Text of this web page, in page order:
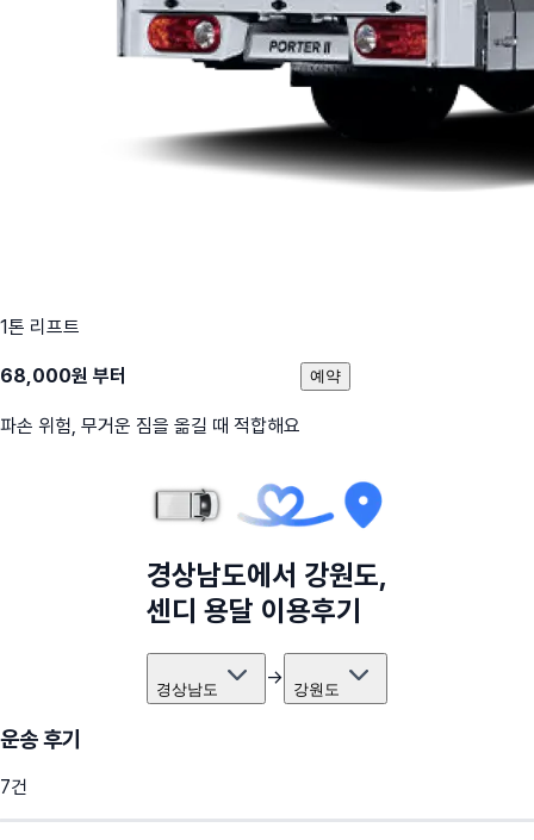
1톤 리프트
68,000원 부터
파손 위험, 무거운 짐을 옮길 때 적합해요
예약
경상남도에서 강원도,
센디 용달 이용후기
경상남도 → 강원도
운송 후기
7건